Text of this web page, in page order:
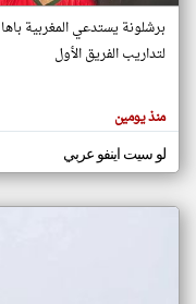
المقالات
الموجوده
هنا عن
وجهة
نظر
كاتبيها.
برشلونة يستدعي المغربية باها
لتداريب الفريق الأول
منذ يومين
لو سيت اينفو عربي